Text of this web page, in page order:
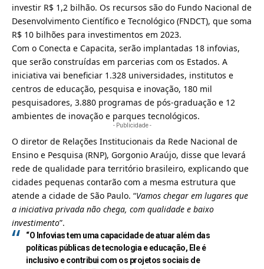
investir R$ 1,2 bilhão. Os recursos são do Fundo Nacional de
Desenvolvimento Científico e Tecnológico (FNDCT), que soma
R$ 10 bilhões para investimentos em 2023.
Com o Conecta e Capacita, serão implantadas 18 infovias,
que serão construídas em parcerias com os Estados. A
iniciativa vai beneficiar 1.328 universidades, institutos e
centros de educação, pesquisa e inovação, 180 mil
pesquisadores, 3.880 programas de pós-graduação e 12
ambientes de inovação e parques tecnológicos.
- Publicidade -
O diretor de Relações Institucionais da Rede Nacional de
Ensino e Pesquisa (RNP), Gorgonio Araújo, disse que levará
rede de qualidade para território brasileiro, explicando que
cidades pequenas contarão com a mesma estrutura que
atende a cidade de São Paulo. “Vamos chegar em lugares que
a iniciativa privada não chega, com qualidade e baixo
investimento”.
“O Infovias tem uma capacidade de atuar além das
políticas públicas de tecnologia e educação, Ele é
inclusivo e contribui com os projetos sociais de